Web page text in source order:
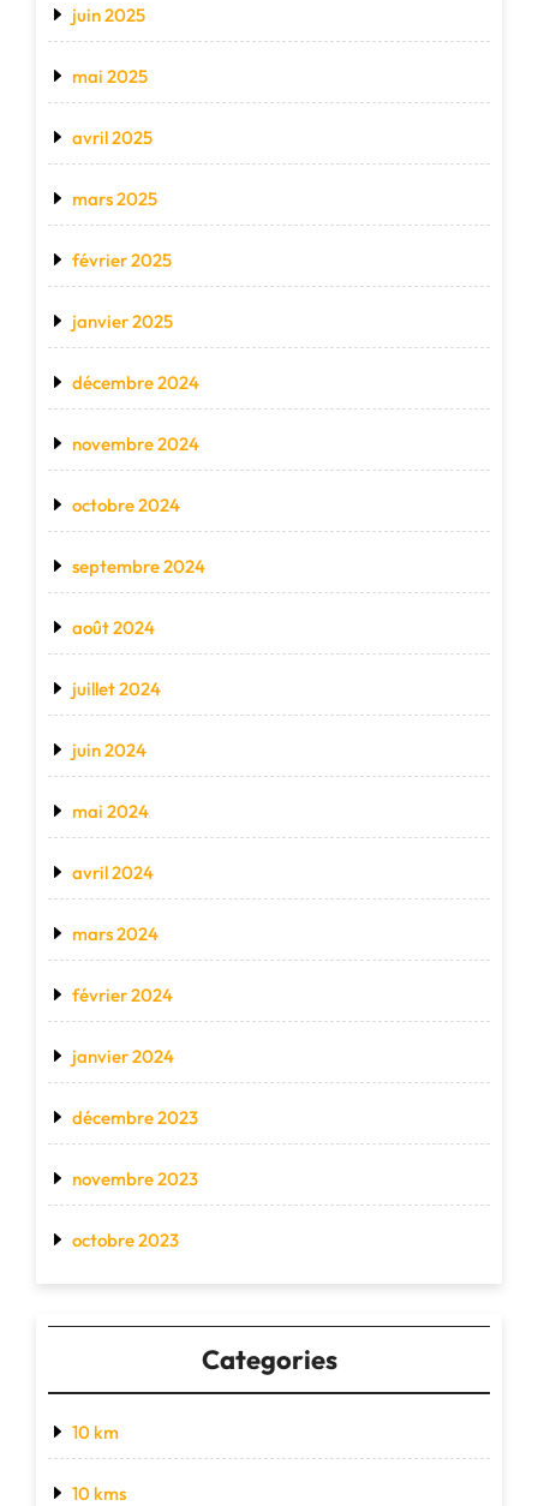
juin 2025
mai 2025
avril 2025
mars 2025
février 2025
janvier 2025
décembre 2024
novembre 2024
octobre 2024
septembre 2024
août 2024
juillet 2024
juin 2024
mai 2024
avril 2024
mars 2024
février 2024
janvier 2024
décembre 2023
novembre 2023
octobre 2023
Categories
10 km
10 kms